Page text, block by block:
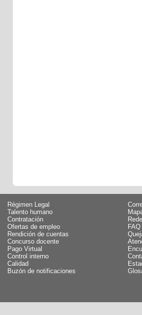
Régimen Legal
Talento humano
Contratación
Ofertas de empleo
Rendición de cuentas
Concurso docente
Pago Virtual
Control interno
Calidad
Buzón de notificaciones
FAQ